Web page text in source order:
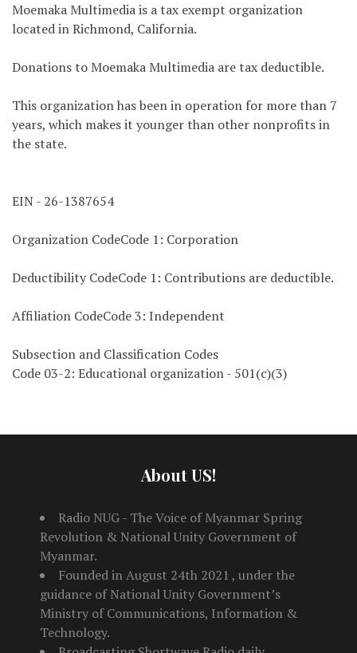
Moemaka Multimedia is a tax exempt organization
located in Richmond, California.
Donations to Moemaka Multimedia are tax deductible.
This organization has been in operation for more than 7
years, which makes it younger than other nonprofits in
the state.
EIN - 26-1387654
Organization CodeCode 1: Corporation
Deductibility CodeCode 1: Contributions are deductible.
Affiliation CodeCode 3: Independent
Subsection and Classification Codes
Code 03-2: Educational organization - 501(c)(3)
About US!
Radio NUG - The Voice of Myanmar Spring
Revolution & National Unity Government of
Myanmar.
Founded in August 24th 2021 , under the
guidance of National Unity Government’s
Ministry of Communications, Information &
Technology.